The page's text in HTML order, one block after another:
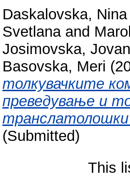
Daskalovska, Nina
Svetlanaand
Josimovska,
Basovska, Meri
толкувачките
преведување и
(Submitted)
This